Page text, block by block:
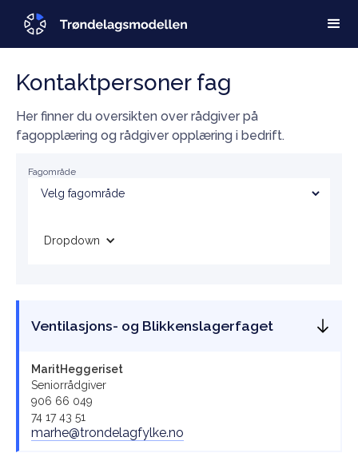
Kontaktpersoner fag
Her finner du oversikten over rådgiver på
fagopplæring og rådgiver opplæring i bedrift.
Fagområde
Dropdown
Ventilasjons- og Blikkenslagerfaget
MaritHeggeriset
Seniorrådgiver
906 66 049
74 17 43 51
marhe@trondelagfylke.no